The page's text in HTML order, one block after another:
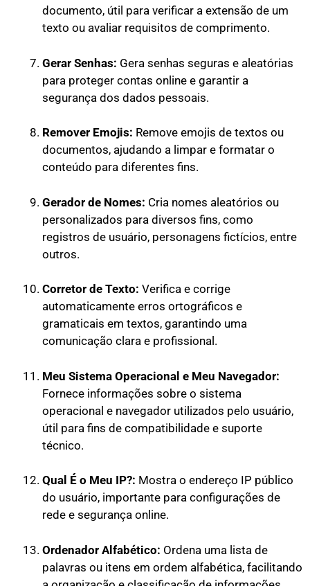
documento, útil para verificar a extensão de um
texto ou avaliar requisitos de comprimento.
Gerar Senhas: Gera senhas seguras e aleatórias
para proteger contas online e garantir a
segurança dos dados pessoais.
Remover Emojis: Remove emojis de textos ou
documentos, ajudando a limpar e formatar o
conteúdo para diferentes fins.
Gerador de Nomes: Cria nomes aleatórios ou
personalizados para diversos fins, como
registros de usuário, personagens fictícios, entre
outros.
Corretor de Texto: Verifica e corrige
automaticamente erros ortográficos e
gramaticais em textos, garantindo uma
comunicação clara e profissional.
Meu Sistema Operacional e Meu Navegador:
Fornece informações sobre o sistema
operacional e navegador utilizados pelo usuário,
útil para fins de compatibilidade e suporte
técnico.
Qual É o Meu IP?: Mostra o endereço IP público
do usuário, importante para configurações de
rede e segurança online.
Ordenador Alfabético: Ordena uma lista de
palavras ou itens em ordem alfabética, facilitando